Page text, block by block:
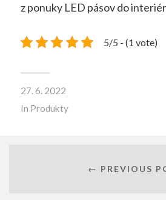
z ponuky LED pásov do
5/5 - (1 vote)
27. 6. 2022
In Produkty
← PREVIOUS